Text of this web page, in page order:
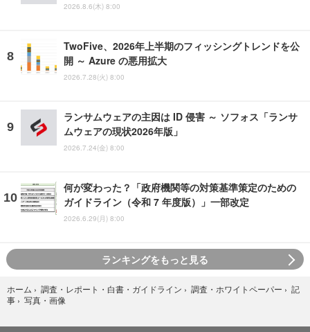
2026.8.6(木) 8:00
TwoFive、2026年上半期のフィッシングトレンドを公
開 ～ Azure の悪用拡大
2026.7.28(火) 8:00
ランサムウェアの主因は ID 侵害 ～ ソフォス「ランサ
ムウェアの現状2026年版」
2026.7.24(金) 8:00
何が変わった？「政府機関等の対策基準策定のための
ガイドライン（令和 7 年度版）」一部改定
2026.6.29(月) 8:00
ランキングをもっと見る
ホーム › 調査・レポート・白書・ガイドライン › 調査・ホワイトペーパー › 記
事 › 写真・画像